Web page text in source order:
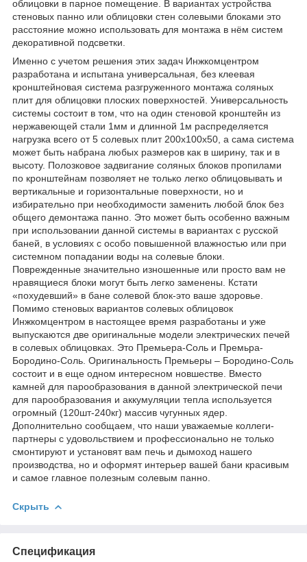
облицовки в парное помещение. В вариантах устройства
стеновых панно или облицовки стен солевыми блоками это
расстояние можно использовать для монтажа в нём систем
декоративной подсветки.
Именно с учетом решения этих задач Инжкомцентром
разработана и испытана универсальная, без клеевая
кронштейновая система разгруженного монтажа соляных
плит для облицовки плоских поверхностей. Универсальность
системы состоит в том, что на один стеновой кронштейн из
нержавеющей стали 1мм и длинной 1м распределяется
нагрузка всего от 5 солевых плит 200х100х50, а сама система
может быть набрана любых размеров как в ширину, так и в
высоту. Полозковое задвигание соляных блоков пропилами
по кронштейнам позволяет не только легко облицовывать и
вертикальные и горизонтальные поверхности, но и
избирательно при необходимости заменить любой блок без
общего демонтажа панно. Это может быть особенно важным
при использовании данной системы в вариантах с русской
баней, в условиях с особо повышенной влажностью или при
системном попадании воды на солевые блоки.
Поврежденные значительно изношенные или просто вам не
нравящиеся блоки могут быть легко заменены. Кстати
«похудевший» в бане солевой блок-это ваше здоровье.
Помимо стеновых вариантов солевых облицовок
Инжкомцентром в настоящее время разработаны и уже
выпускаются две оригинальные модели электрических печей
в солевых облицовках. Это Премьера-Соль и Премьра-
Бородино-Соль. Оригинальность Премьеры – Бородино-Соль
состоит и в еще одном интересном новшестве. Вместо
камней для парообразования в данной электрической печи
для парообразования и аккумуляции тепла используется
огромный (120шт-240кг) массив чугунных ядер.
Дополнительно сообщаем, что наши уважаемые коллеги-
партнеры с удовольствием и профессионально не только
смонтируют и установят вам печь и дымоход нашего
производства, но и оформят интерьер вашей бани красивым
и самое главное полезным солевым панно.
Скрыть
Спецификация